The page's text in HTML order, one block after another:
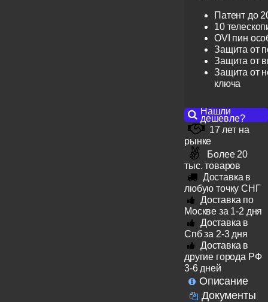
Патент до
10
OVI пин
Защита от
Защита от
Защита от
ключа
Нашли
дешевле?
17 лет на
рынке
Более 20
тыс. товаров
Доставка в
любую точку СНГ
Доставка по
Москве за 1-2 дня
Доставка в
Спб за 2-3 дня
Доставка в
другие города РФ
3-6 дней
Описание
Документы